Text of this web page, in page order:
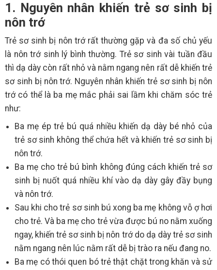
1. Nguyên nhân khiến trẻ sơ sinh bị
nôn trớ
Trẻ sơ sinh bị nôn trớ rất thường gặp và đa số chủ yếu
là nôn trớ sinh lý bình thường. Trẻ sơ sinh vài tuần đầu
thì dạ dày còn rất nhỏ và nằm ngang nên rất dễ khiến trẻ
sơ sinh bị nôn trớ. Nguyên nhân khiến trẻ sơ sinh bị nôn
trớ có thể là ba mẹ mắc phải sai lầm khi chăm sóc trẻ
như:
Ba mẹ ép trẻ bú quá nhiều khiến dạ dày bé nhỏ của
trẻ sơ sinh không thể chứa hết và khiến trẻ sơ sinh bị
nôn trớ.
Ba mẹ cho trẻ bú bình không đúng cách khiến trẻ sơ
sinh bị nuốt quá nhiều khí vào dạ dày gây đầy bụng
và nôn trớ.
Sau khi cho trẻ sơ sinh bú xong ba mẹ không vỗ ợ hơi
cho trẻ. Và ba mẹ cho trẻ vừa được bú no nằm xuống
ngay, khiến trẻ sơ sinh bị nôn trớ do dạ dày trẻ sơ sinh
nằm ngang nên lúc nằm rất dễ bị trào ra nếu đang no.
Ba mẹ có thói quen bó trẻ thật chặt trong khăn và sử